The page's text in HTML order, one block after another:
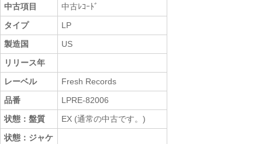
中古項目
中古ﾚｺｰﾄﾞ
タイプ
LP
製造国
US
リリース年
レーベル
Fresh Records
品番
LPRE-82006
状態：盤質
EX (通常の中古です。)
状態：ジャケ